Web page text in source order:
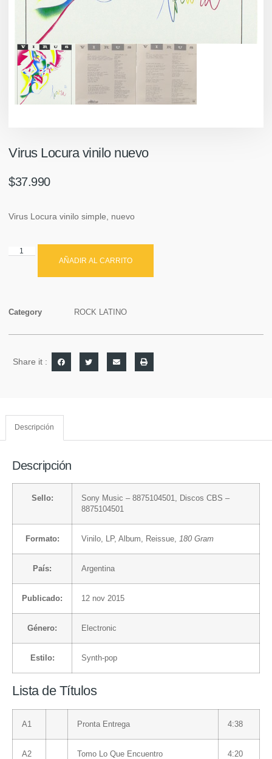
Virus Locura vinilo nuevo
$37.990
Virus Locura vinilo simple, nuevo
AÑADIR AL CARRITO
Category ROCK LATINO
Share it :
Descripción
Descripción
Sello: Sony Music – 8875104501, Discos CBS –
8875104501
Formato: Vinilo, LP, Album, Reissue, 180 Gram
País: Argentina
Publicado: 12 nov 2015
Género: Electronic
Estilo: Synth-pop
Lista de Títulos
A1 Pronta Entrega 4:38
A2 Tomo Lo Que Encuentro 4:20